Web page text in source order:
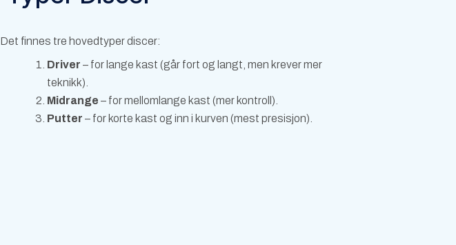
Det finnes tre hovedtyper discer:
Driver – for lange kast (går fort og langt, men krever mer
teknikk).
Midrange – for mellomlange kast (mer kontroll).
Putter – for korte kast og inn i kurven (mest presisjon).